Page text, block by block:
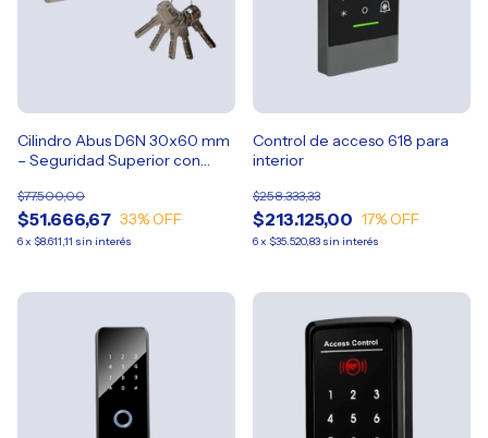
Cilindro Abus D6N 30x60 mm
– Seguridad Superior con
$51.666,67
$77.500,00
33% OFF
6x $8.611,11 sin interés
Control de acceso 618 para
interior
$213.125,00
$258.333,33
17% OFF
6x $35.520,83 sin interés